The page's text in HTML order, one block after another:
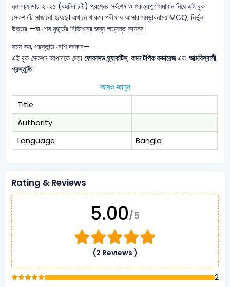
নন-ক্যাডার ২০২৫ (বহুনির্বাচনী) প্রশ্নের সর্বশেষ ও গুরুত্বপূর্ণ সমাধান নিয়ে এই বুক
সেকশনটি সাজানো হয়েছে। এখানে থাকবে পরীক্ষায় আসার সম্ভাবনাময় MCQ, নির্ভুল
উত্তর —যা শেষ মুহূর্তের রিভিশনের জন্য অত্যন্ত কার্যকর।
সময় কম, প্রস্তুতি বেশি দরকার—
এই বুক সেকশন আপনাকে দেবেফোকাসড প্র্যাকটিস,কমন টপিক কভারেজএবংআত্মবিশ্বাসী
প্রস্তুতি।
আরও জানুন
Title
Authority
Language
Bangla
Rating & Reviews
5.00/5
(2 Reviews )
2